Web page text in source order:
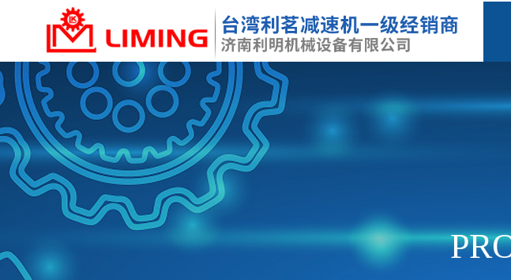
Control Render